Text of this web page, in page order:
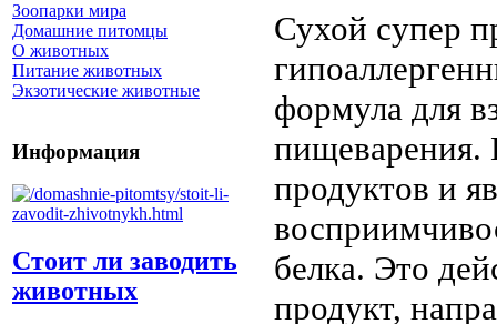
Зоопарки мира
Домашние питомцы
О животных
Питание животных
Экзотические животные
Информация
Стоит ли заводить
животных
Сухой супер
формула для
пищеварения.
продуктов и
белка. Это
продукт,